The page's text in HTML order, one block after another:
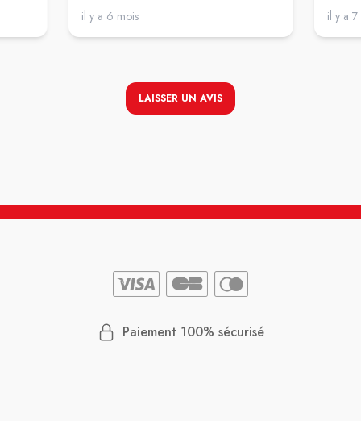
il y a 6 mois il y a 7
LAISSER UN AVIS
Paiement 100% sécurisé